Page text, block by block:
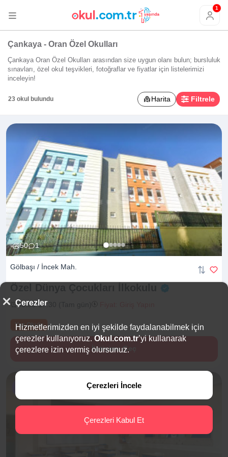
1
Çankaya - Oran Özel Okulları
Çankaya Oran Özel Okulları arasından size uygun olanı bulun; bursluluk
sınavları, özel okul teşvikleri, fotoğraflar ve fiyatlar için listelerimizi
inceleyin!
23 okul bulundu Harita Filtrele
50 1
Gölbaşı / İncek Mah.
08:00-17:30 (Tam gün)
Yaz Okulu
İletişime Geç
Çerezler
Hizmetlerimizden en iyi şekilde faydalanabilmek için
çerezler kullanıyoruz. Okul.com.tr’yi kullanarak
çerezlere izin vermiş olursunuz.
Çerezleri İncele
Çerezleri Kabul Et